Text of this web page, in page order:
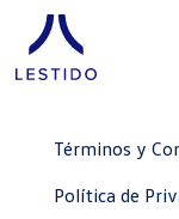
Términos y
Política de